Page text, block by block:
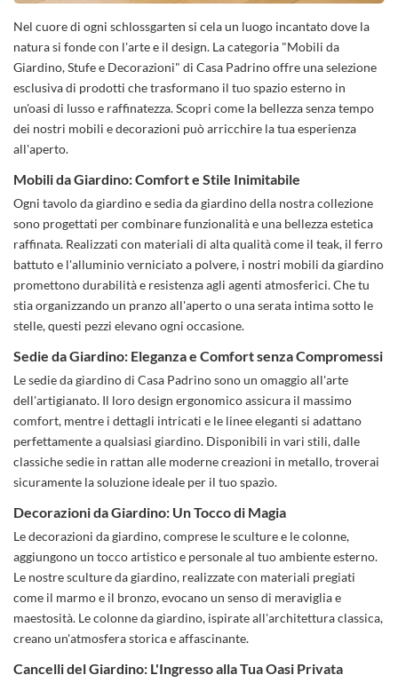
Nel cuore di ogni schlossgarten si cela un luogo incantato dove la
natura si fonde con l'arte e il design. La categoria "Mobili da
Giardino, Stufe e Decorazioni" di Casa Padrino offre una selezione
esclusiva di prodotti che trasformano il tuo spazio esterno in
un'oasi di lusso e raffinatezza. Scopri come la bellezza senza tempo
dei nostri mobili e decorazioni può arricchire la tua esperienza
all'aperto.
Mobili da Giardino: Comfort e Stile Inimitabile
Ogni tavolo da giardino e sedia da giardino della nostra collezione
sono progettati per combinare funzionalità e una bellezza estetica
raffinata. Realizzati con materiali di alta qualità come il teak, il ferro
battuto e l'alluminio verniciato a polvere, i nostri mobili da giardino
promettono durabilità e resistenza agli agenti atmosferici. Che tu
stia organizzando un pranzo all'aperto o una serata intima sotto le
stelle, questi pezzi elevano ogni occasione.
Sedie da Giardino: Eleganza e Comfort senza Compromessi
Le sedie da giardino di Casa Padrino sono un omaggio all'arte
dell'artigianato. Il loro design ergonomico assicura il massimo
comfort, mentre i dettagli intricati e le linee eleganti si adattano
perfettamente a qualsiasi giardino. Disponibili in vari stili, dalle
classiche sedie in rattan alle moderne creazioni in metallo, troverai
sicuramente la soluzione ideale per il tuo spazio.
Decorazioni da Giardino: Un Tocco di Magia
Le decorazioni da giardino, comprese le sculture e le colonne,
aggiungono un tocco artistico e personale al tuo ambiente esterno.
Le nostre sculture da giardino, realizzate con materiali pregiati
come il marmo e il bronzo, evocano un senso di meraviglia e
maestosità. Le colonne da giardino, ispirate all'architettura classica,
creano un'atmosfera storica e affascinante.
Cancelli del Giardino: L'Ingresso alla Tua Oasi Privata